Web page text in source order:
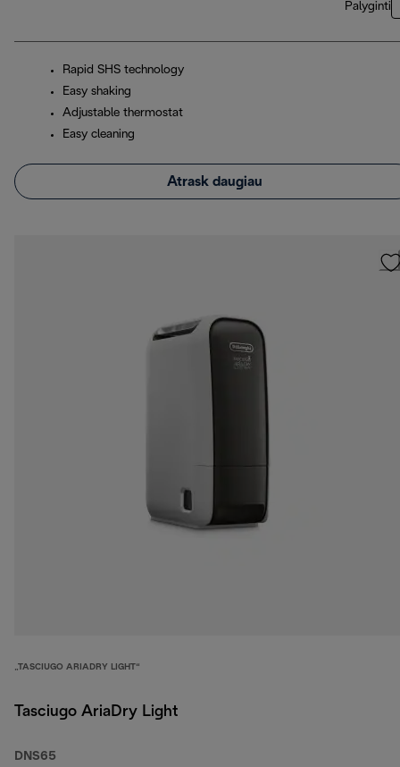
Palyginti
Rapid SHS technology
Easy shaking
Adjustable thermostat
Easy cleaning
Atrask daugiau
„TASCIUGO ARIADRY LIGHT“
Tasciugo AriaDry Light
DNS65